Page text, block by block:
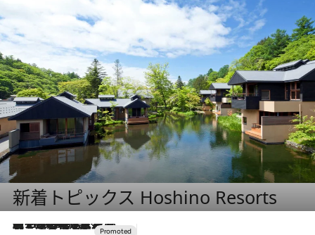
新着トピックス Hoshino Resorts
2026.8.7
【トンボの足水浴】ヒノキの香りに包まれて涼感マックス！約13℃の湧水かけ流しを避暑地「星野温泉 トンボの湯」で体験